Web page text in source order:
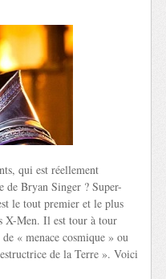
qui est réellement
de Bryan Singer ? Super-
le tout premier et le plus
X-Men. Il est tour à tour
« menace cosmique » ou
de la Terre ». Voici